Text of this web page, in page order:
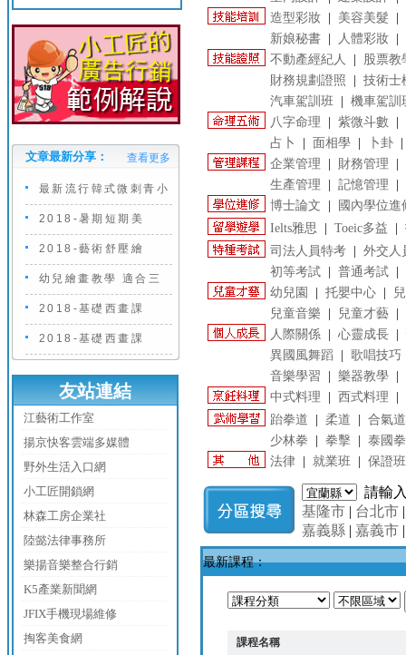
文章最新分享： 查看更多
最新流行韓式微刺青小
2018-暑期短期美
2018-藝術舒壓繪
幼兒繪畫教學 適合三
2018-基礎西畫課
2018-基礎西畫課
友站連結
江藝術工作室
揚京快客雲端多媒體
野外生活入口網
小工匠開鎖網
林森工房企業社
陸懿法律事務所
樂揚音樂整合行銷
K5產業新聞網
JFIX手機現場維修
掏客美食網
造型彩妝| 美容美髮
新娘秘書| 人體彩妝|
不動產經紀人
股票教
財務規劃證照
技術士
汽車駕訓班| 機車駕訓
八字命理
紫微斗數
占卜
面相學| 卜卦
企業管理
財務管理
生產管理
記憶管理
博士論文
國內學位進
Ielts雅思
Toeic多益
司法人員特考| 外交人
初等考試| 普通考試|
幼兒園
托嬰中心|
兒童音樂
兒童才藝|
人際關係| 心靈成長|
異國風舞蹈| 歌唱技巧
音樂學習
樂器教學|
中式料理
西式料理
跆拳道
柔道 合氣道
少林拳
拳擊| 泰國拳
法律| 就業班| 保證班
請輸
基隆市| 台北市
嘉義縣| 嘉義市
最新課程：
課程名稱